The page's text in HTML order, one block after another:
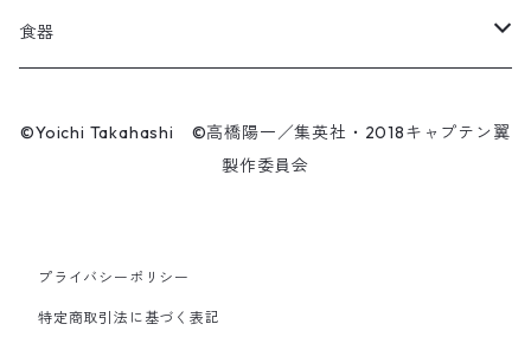
マスク
ビーニー / キャップ
シューズ / サンダル
飛翔
ファーラン・コンサワット
こけし
マスク
エアーアクリル
食器
©Yoichi Takahashi ©高橋陽一／集英社・2018キャプテン翼
製作委員会
プライバシーポリシー
特定商取引法に基づく表記